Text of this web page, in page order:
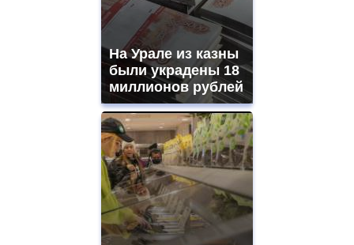
На Урале из казны
были украдены 18
миллионов рублей